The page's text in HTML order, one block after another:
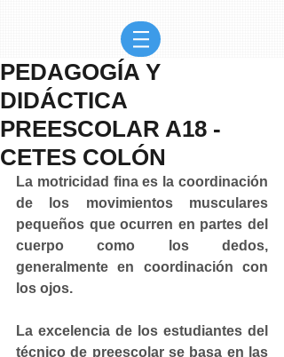
PEDAGOGÍA Y
DIDÁCTICA
PREESCOLAR A18 -
CETES COLÓN
La motricidad fina es la coordinación
de los movimientos musculares
pequeños que ocurren en partes del
cuerpo como los dedos,
generalmente en coordinación con
los ojos.
La excelencia de los estudiantes del
técnico de preescolar se basa en las